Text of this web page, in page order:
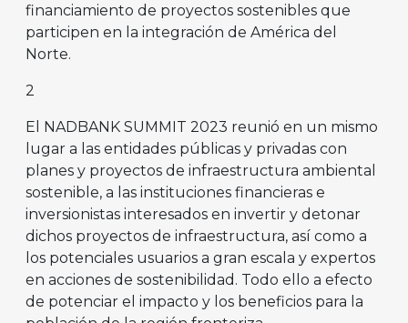
financiamiento de proyectos sostenibles que
participen en la integración de América del
Norte.
2
El NADBANK SUMMIT 2023 reunió en un mismo
lugar a las entidades públicas y privadas con
planes y proyectos de infraestructura ambiental
sostenible, a las instituciones financieras e
inversionistas interesados en invertir y detonar
dichos proyectos de infraestructura, así como a
los potenciales usuarios a gran escala y expertos
en acciones de sostenibilidad. Todo ello a efecto
de potenciar el impacto y los beneficios para la